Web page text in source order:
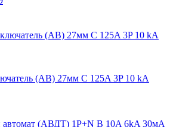
(АВ) 27мм C 125A 3P 10 kA